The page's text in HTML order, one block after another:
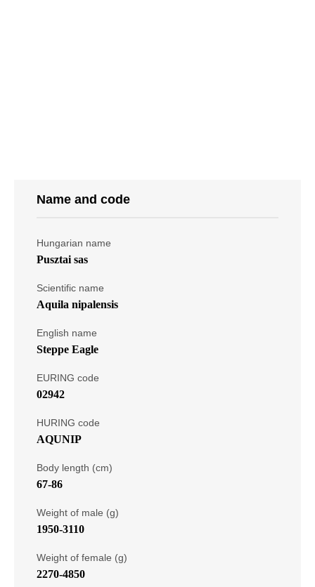
Name and code
Hungarian name
Pusztai sas
Scientific name
Aquila nipalensis
English name
Steppe Eagle
EURING code
02942
HURING code
AQUNIP
Body length (cm)
67-86
Weight of male (g)
1950-3110
Weight of female (g)
2270-4850